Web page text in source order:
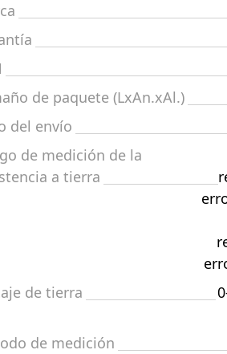
de paquete (LxAn.xAl.)
del envío
de medición de la
a tierra
de tierra
de medición